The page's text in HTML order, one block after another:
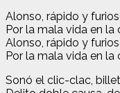
Alonso, rápido y
Por la mala vida en la
Alonso, rápido y
Por la mala vida en la
Sonó el clic-clac,